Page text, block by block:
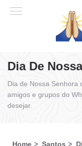
Dia De
Dia de Nossa Senhora
amigos e grupos do
desejar.
Home Santos